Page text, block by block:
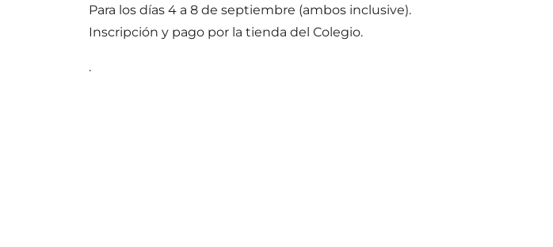
Para los días 4 a 8 de septiembre (ambos inclusive).
Inscripción y pago por la tienda del Colegio.
.